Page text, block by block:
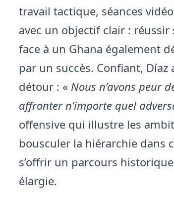
travail tactique, séances
avec un objectif clair :
face à un Ghana également
par un succès. Confiant,
détour : « Nous n’avons peur
affronter n’importe quel
offensive qui illustre les
bousculer la hiérarchie dans
s’offrir un parcours
élargie.